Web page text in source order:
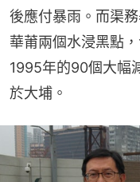
後應付暴雨。而渠
華莆兩個水浸黑點
1995年的90個大幅
於大埔。